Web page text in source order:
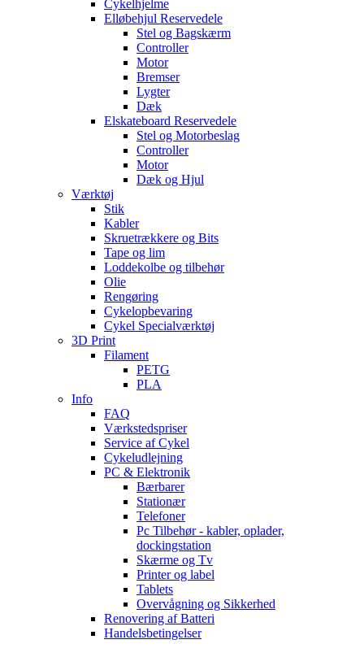
Cykelhjelme
Elløbehjul Reservedele
Stel og Bagskærm
Controller
Motor
Bremser
Lygter
Dæk
Elskateboard Reservedele
Stel og Motorbeslag
Controller
Motor
Dæk og Hjul
Værktøj
Stik
Kabler
Skruetrækkere og Bits
Tape og lim
Loddekolbe og tilbehør
Olie
Rengøring
Cykelopbevaring
Cykel Specialværktøj
3D Print
Filament
PETG
PLA
Info
FAQ
Værkstedspriser
Service af Cykel
Cykeludlejning
PC & Elektronik
Bærbarer
Stationær
Telefoner
Pc Tilbehør - kabler, oplader,
dockingstation
Skærme og Tv
Printer og label
Tablets
Overvågning og Sikkerhed
Renovering af Batteri
Handelsbetingelser